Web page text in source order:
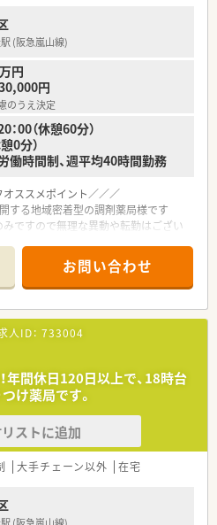
(阪急嵐山線)
円
円
のうえ決定
00（休憩60分）
0分）
時間制、週平均40時間勤務
ススメポイント／／／
する地域密着型の調剤薬局様です
ですので無理な異動や転勤はござい
内販売制度、eラーニングによる資格
す♪
5分程度ですので、近隣にスーパーや
・郵便局・銀行などもありお仕事前後の
お問い合わせ
人ID： 733004
年間休日120日以上で、18時台
け薬局です。
ストに追加
大手チェーン以外 在宅